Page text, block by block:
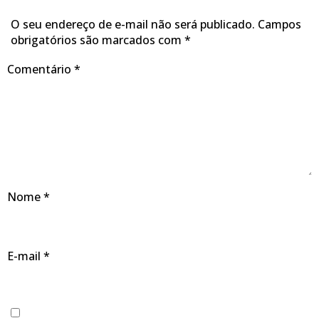
O seu endereço de e-mail não será publicado. Campos
obrigatórios são marcados com *
Comentário *
Nome*
E-mail *